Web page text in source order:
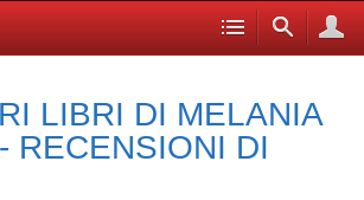
LIBRI DI MELANIA
RECENSIONI DI